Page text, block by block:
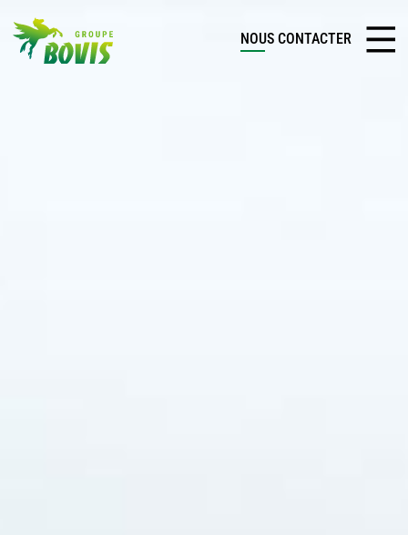
NOUS CONTACTER